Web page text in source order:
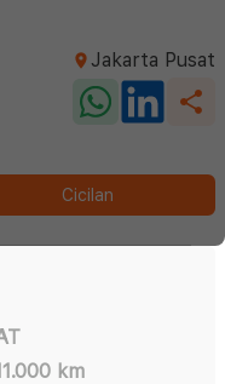
Jakarta Pusat
Cicilan
km